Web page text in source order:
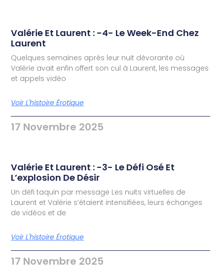
Valérie Et Laurent : -4- Le Week-End Chez
Laurent
Quelques semaines après leur nuit dévorante où
Valérie avait enfin offert son cul à Laurent, les messages
et appels vidéo
Voir L'histoire Érotique
17 Novembre 2025
Valérie Et Laurent : -3- Le Défi Osé Et
L’explosion De Désir
Un défi taquin par message Les nuits virtuelles de
Laurent et Valérie s’étaient intensifiées, leurs échanges
de vidéos et de
Voir L'histoire Érotique
17 Novembre 2025